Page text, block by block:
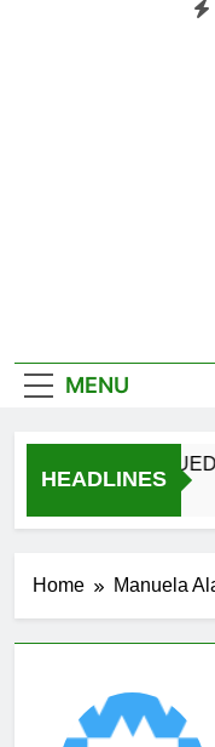
MENU
HEADLINES
TÚ TAMBIÉN
Home Manuela